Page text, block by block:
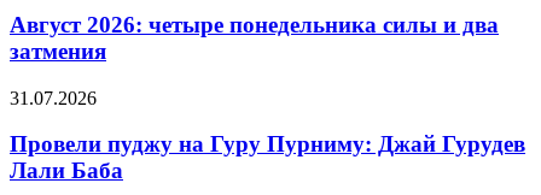
четыре
понедельника
силы
два
Август 2026: четыре понедельника силы и два
затмения
Провели
на
Гуру
Пурниму:
31.07.2026
Провели пуджу на Гуру Пурниму: Джай Гурудев
Лали Баба